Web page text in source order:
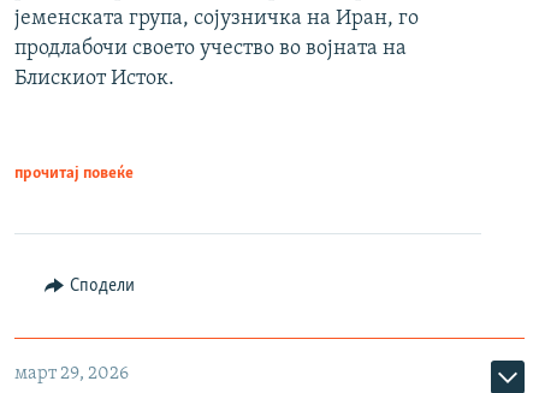
јеменската група, сојузничка на Иран, го
продлабочи своето учество во војната на
Блискиот Исток.
прочитај повеќе
Сподели
март 29, 2026